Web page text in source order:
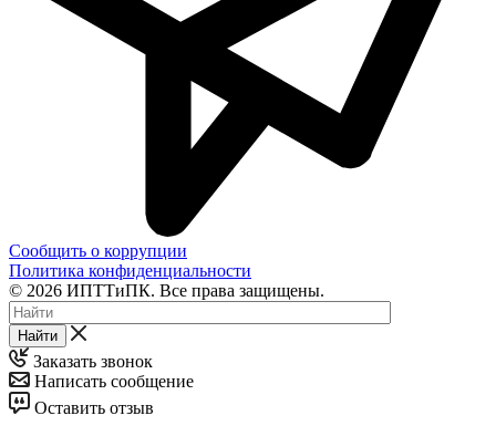
Сообщить о коррупции
Политика конфиденциальности
© 2026 ИПТТиПК. Все права защищены.
Найти
Заказать звонок
Написать сообщение
Оставить отзыв